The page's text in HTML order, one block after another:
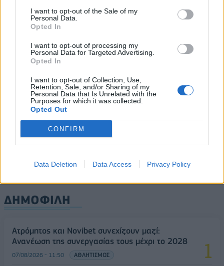
I want to opt-out of the Sale of my
Personal Data.
Opted In
I want to opt-out of processing my
Personal Data for Targeted Advertising.
Opted In
I want to opt-out of Collection, Use,
Retention, Sale, and/or Sharing of my
Personal Data that Is Unrelated with the
Purposes for which it was collected.
Opted Out
CONFIRM
Data Deletion Data Access Privacy Policy
Άρειος Πάγος- Ε. Μπακέλας: Δεν ανασύρεται από το
αρχείο η υπόθεση των υποκλοπών
Σαουδική Αραβία, Τουρκία και Πακιστάν
07/08/2026 - 13:47 ΚΟΣΜΟΣ
ΟΛΕΣ ΟΙ ΕΙΔΗΣΕΙΣ
ΔΗΜΟΦΙΛΗ
Ατρόμητος και Novibet συνεχίζουν μαζί:
Ανανέωση της συνεργασίας τους μέχρι το 2028
07/08/2026 - 11:50 ΑΘΛΗΤΙΣΜΟΣ